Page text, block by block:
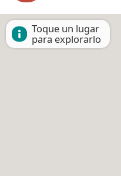
Toque un lugar
para explorarlo